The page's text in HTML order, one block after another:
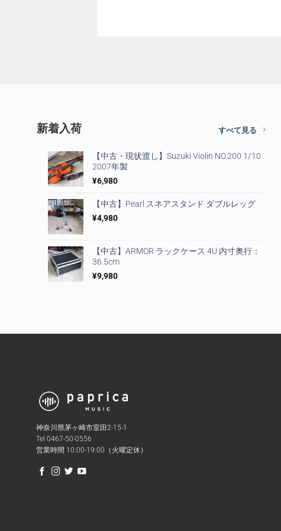
新着入荷 すべて見る
【中古・現状渡し】Suzuki Violin NO.200 1/10
2007年製
¥6,980
【中古】Pearl スネアスタンド ダブルレッグ
¥4,980
【中古】ARMOR ラックケース 4U 内寸奥行：
36.5cm
¥9,980
神奈川県茅ヶ崎市室田2-15-1
Tel 0467-50-0556
営業時間 10:00-19:00（火曜定休）